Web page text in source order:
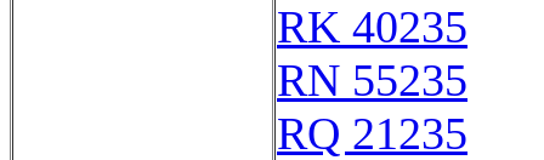
RK 40235
RN 55235
RQ 21235